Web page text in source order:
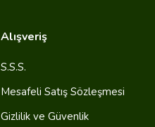
Alışveriş
S.S.S.
Mesafeli Satış Sözleşmesi
Gizlilik ve Güvenlik